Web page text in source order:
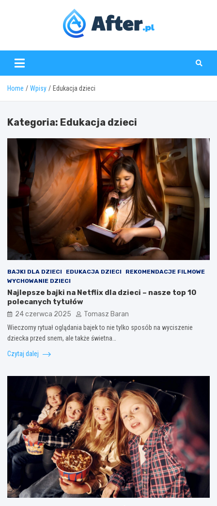
www.after.pl
Home Wpisy Edukacja dzieci
Kategoria: Edukacja dzieci
BAJKI DLA DZIECI EDUKACJA DZIECI
REKOMENDACJE FILMOWE
WYCHOWANIE DZIECI
Najlepsze bajki na Netflix dla dzieci – nasze top 10
polecanych tytułów
24 czerwca 2025 Tomasz Baran
Wieczorny rytuał oglądania bajek to nie tylko sposób na wyciszenie
dziecka przed snem, ale także świetna…
Czytaj dalej